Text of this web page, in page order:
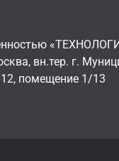
вн.тер. г.
помещение 1/13